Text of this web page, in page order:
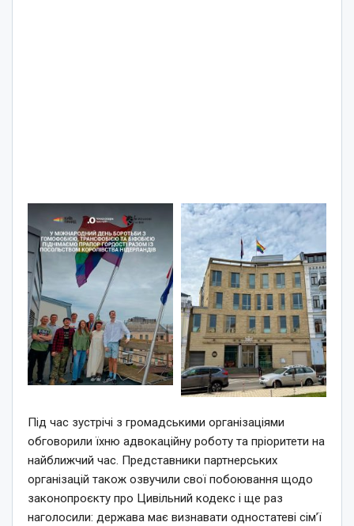
Під час зустрічі з громадськими організаціями
обговорили їхню адвокаційну роботу та пріоритети на
найближчий час. Представники партнерських
організацій також озвучили свої побоювання щодо
законопроєкту про Цивільний кодекс і ще раз
наголосили: держава має визнавати одностатеві сім’ї